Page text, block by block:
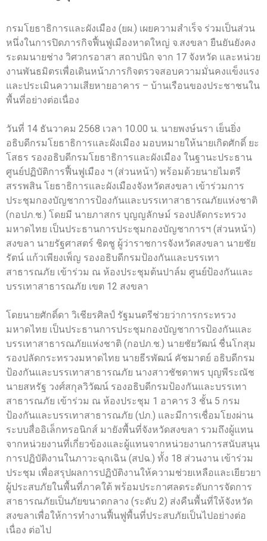
กรมโยธาธิการและผังเมือง (ยผ.) เผยความสำเร็จ ร่วมเป็นส่วน
หนึ่งในการปิดภารกิจฟื้นฟูเมืองหาดใหญ่ จ.สงขลา ยืนยันยังคง
ระดมนายช่าง วิศวกรอาสา สถาปนิก จาก 17 จังหวัด และหน่วย
งานพันธมิตรเพื่อเดินหน้าภารกิจตรวจสอบความมั่นคงแข็งแรง
และประเมินความเสียหายอาคาร – บ้านเรือนของประชาชนใน
พื้นที่อย่างต่อเนื่อง
วันที่ 14 ธันวาคม 2568 เวลา 10.00 น. นายพงษ์นรา เย็นยิ่ง
อธิบดีกรมโยธาธิการและผังเมือง มอบหมายให้นายเกิดศักดิ์ ยะ
โสธร รองอธิบดีกรมโยธาธิการและผังเมือง ในฐานะประธาน
ศูนย์ปฏิบัติการฟื้นฟูเมือง ฯ (ส่วนหน้า) พร้อมด้วยนายไมตรี
สรรพสิน โยธาธิการและผังเมืองจังหวัดสงขลา เข้าร่วมการ
ประชุมกองบัญชาการป้องกันและบรรเทาสาธารณภัยแห่งชาติ
(กอปภ.ช.) โดยมี นายภาสกร บุญญลักษม์ รองปลัดกระทรวง
มหาดไทย เป็นประธานการประชุมกองบัญชาการฯ (ส่วนหน้า)
สงขลา นายรัฐศาสตร์ ชิดชู ผู้ว่าราชการจังหวัดสงขลา นายชัย
รัตน์ แก้วเพียงเพ็ญ รองอธิบดีกรมป้องกันและบรรเทา
สาธารณภัย เข้าร่วม ณ ห้องประชุมต้นปาล์ม ศูนย์ป้องกันและ
บรรเทาสาธารณภัย เขต 12 สงขลา
โดยนายศักดิ์ดา วิเชียรศิลป์ รัฐมนตรีช่วยว่าการกระทรวง
มหาดไทย เป็นประธานการประชุมกองบัญชาการป้องกันและ
บรรเทาสาธารณภัยแห่งชาติ (กอปภ.ช.) นายชัยวัฒน์ ชื่นโกสุม
รองปลัดกระทรวงมหาดไทย นายธีรพัฒน์ คัชมาตย์ อธิบดีกรม
ป้องกันและบรรเทาสาธารณภัย นางสาวชัชดาพร บุญพีระณัช
นายสหรัฐ วงศ์สกุลวิวัฒน์ รองอธิบดีกรมป้องกันและบรรเทา
สาธารณภัย เข้าร่วม ณ ห้องประชุม 1 อาคาร 3 ชั้น 5 กรม
ป้องกันและบรรเทาสาธารณภัย (ปภ.) และมีการเชื่อมโยงผ่าน
ระบบสื่ออิเล็กทรอนิกส์ มายังพื้นที่จังหวัดสงขลา รวมถึงผู้แทน
จากหน่วยงานที่เกี่ยวข้องและผู้แทนจากหน่วยงานการสนับสนุน
การปฏิบัติงานในภาวะฉุกเฉิน (สปฉ.) ทั้ง 18 ส่วนงาน เข้าร่วม
ประชุม เพื่อสรุปผลการปฏิบัติงานให้ความช่วยเหลือและเยียวยา
ผู้ประสบภัยในพื้นที่ภาคใต้ พร้อมประกาศลดระดับการจัดการ
สาธารณภัยเป็นภัยขนาดกลาง (ระดับ 2) ส่งคืนพื้นที่ให้จังหวัด
สงขลาเพื่อให้การทำงานฟื้นฟูพื้นที่ประสบภัยเป็นไปอย่างต่อ
เนื่อง ต่อไป